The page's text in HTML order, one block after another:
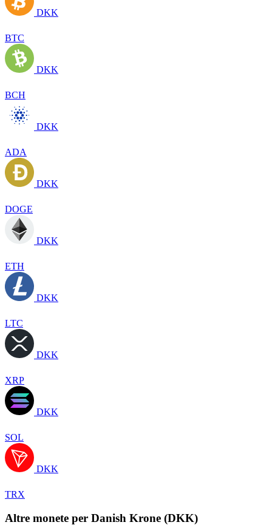
DKK
BTC
DKK
BCH
DKK
ADA
DKK
DOGE
DKK
ETH
DKK
LTC
DKK
XRP
DKK
SOL
DKK
TRX
Altre monete per Danish Krone (DKK)